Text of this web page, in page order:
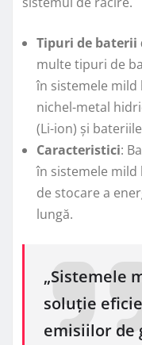
Tipuri de baterii
multe tipuri de
în sistemele
nichel-metal
(Li-ion) și
Caracteristici:
în sistemele
de stocare a
lungă.
„Sistemele
soluție
emisiilor de